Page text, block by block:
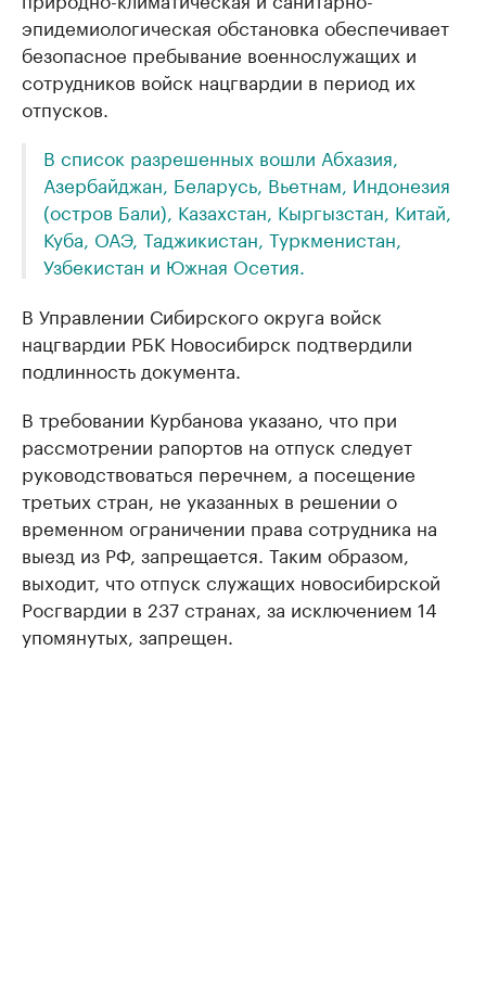
эпидемиологическая обстановка обеспечивает
безопасное пребывание военнослужащих и
сотрудников войск нацгвардии в период их
отпусков.
В список разрешенных вошли Абхазия,
Азербайджан, Беларусь, Вьетнам, Индонезия
(остров Бали), Казахстан, Кыргызстан, Китай,
Куба, ОАЭ, Таджикистан, Туркменистан,
Узбекистан и Южная Осетия.
В Управлении Сибирского округа войск
нацгвардии РБК Новосибирск подтвердили
подлинность документа.
В требовании Курбанова указано, что при
рассмотрении рапортов на отпуск следует
руководствоваться перечнем, а посещение
третьих стран, не указанных в решении о
временном ограничении права сотрудника на
выезд из РФ, запрещается. Таким образом,
выходит, что отпуск служащих новосибирской
Росгвардии в 237 странах, за исключением 14
упомянутых, запрещен.